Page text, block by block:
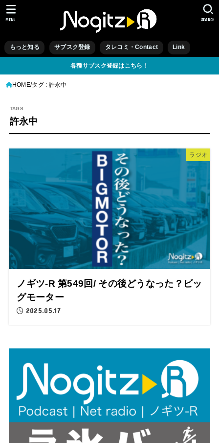
もっと知る サブスク登録 タレコミ・Contact Link
SEARCH
MENU
各種サブスク登録はこちら！
HOME タグ : 許永中
許永中
ラジオ
ノギツ-R 第549回/ その後どうなった？ビッ
グモーター
2025.05.17